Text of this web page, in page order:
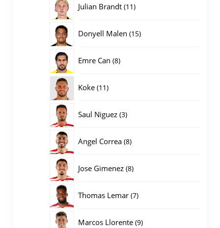
Julian Brandt 1111
Donyell Malen 1515
Emre Can 88
Koke 1111
Saul Niguez 33
Angel Correa 88
Jose Gimenez 88
Thomas Lemar 77
Marcos Llorente 99